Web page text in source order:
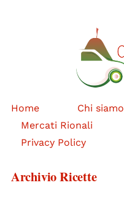
Home Chi siamo
Mercati Rionali
Privacy Policy
Archivio Ricette